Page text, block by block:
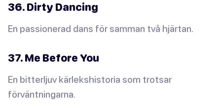
36. Dirty Dancing
En passionerad dans för samman två hjärtan.
37. Me Before You
En bitterljuv kärlekshistoria som trotsar
förväntningarna.